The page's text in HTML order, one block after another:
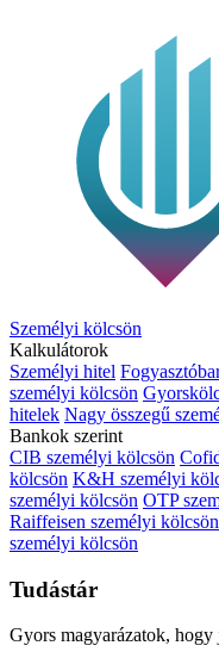
Személyi kölcsön
Kalkulátorok
Személyi hitel
személyi kölcsön
hitelek Nagy összegű
Bankok szerint
CIB személyi kölcsön
kölcsön K&H személyi
személyi kölcsön OTP
Raiffeisen személyi kölcsön
személyi kölcsön
Tudástár
Gyors magyarázatok, hogy